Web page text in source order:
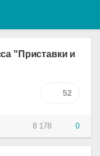
"Приставки и
52
8 178 0